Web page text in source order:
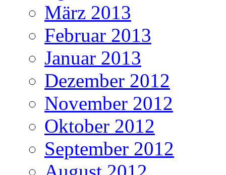
März 2013
Februar 2013
Januar 2013
Dezember 2012
November 2012
Oktober 2012
September 2012